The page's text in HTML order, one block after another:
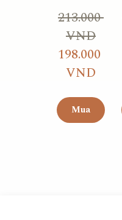
213.000
VND
198.000
VND
Mua